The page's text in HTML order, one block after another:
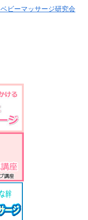
ビーマッサージ研究会